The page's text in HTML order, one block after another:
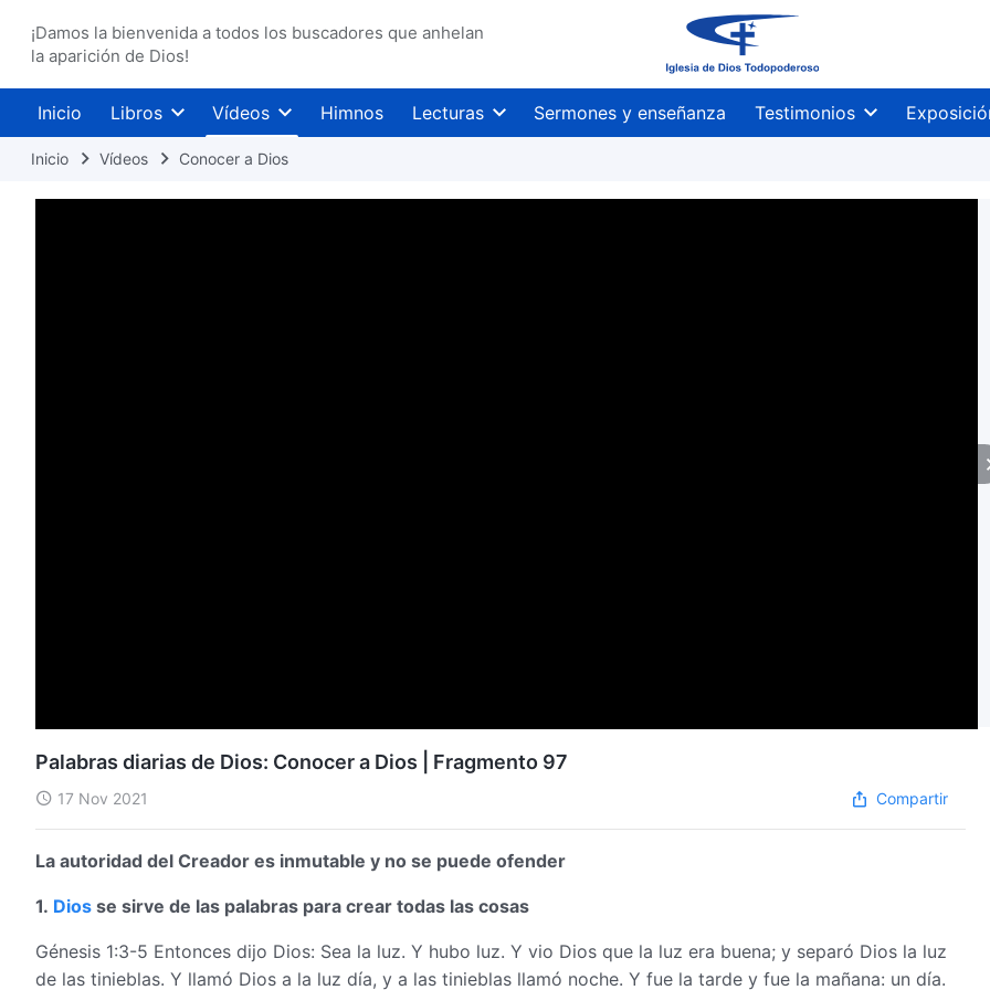
¡Damos la bienvenida a todos los buscadores que anhelan
la aparición de Dios!
Inicio Libros Vídeos Himnos Lecturas Sermones y enseñanza Testimonios
Inicio Vídeos Conocer a Dios
Palabras diarias de Dios: Conocer a Dios | Fragmento 97
17 Nov 2021 Compartir
La autoridad del Creador es inmutable y no se puede ofender
1. Dios se sirve de las palabras para crear todas las cosas
Génesis 1:3-5 Entonces dijo Dios: Sea la luz. Y hubo luz. Y vio Dios que la luz era buena; y separó Dios la luz
de las tinieblas. Y llamó Dios a la luz día, y a las tinieblas llamó noche. Y fue la tarde y fue la mañana: un día.